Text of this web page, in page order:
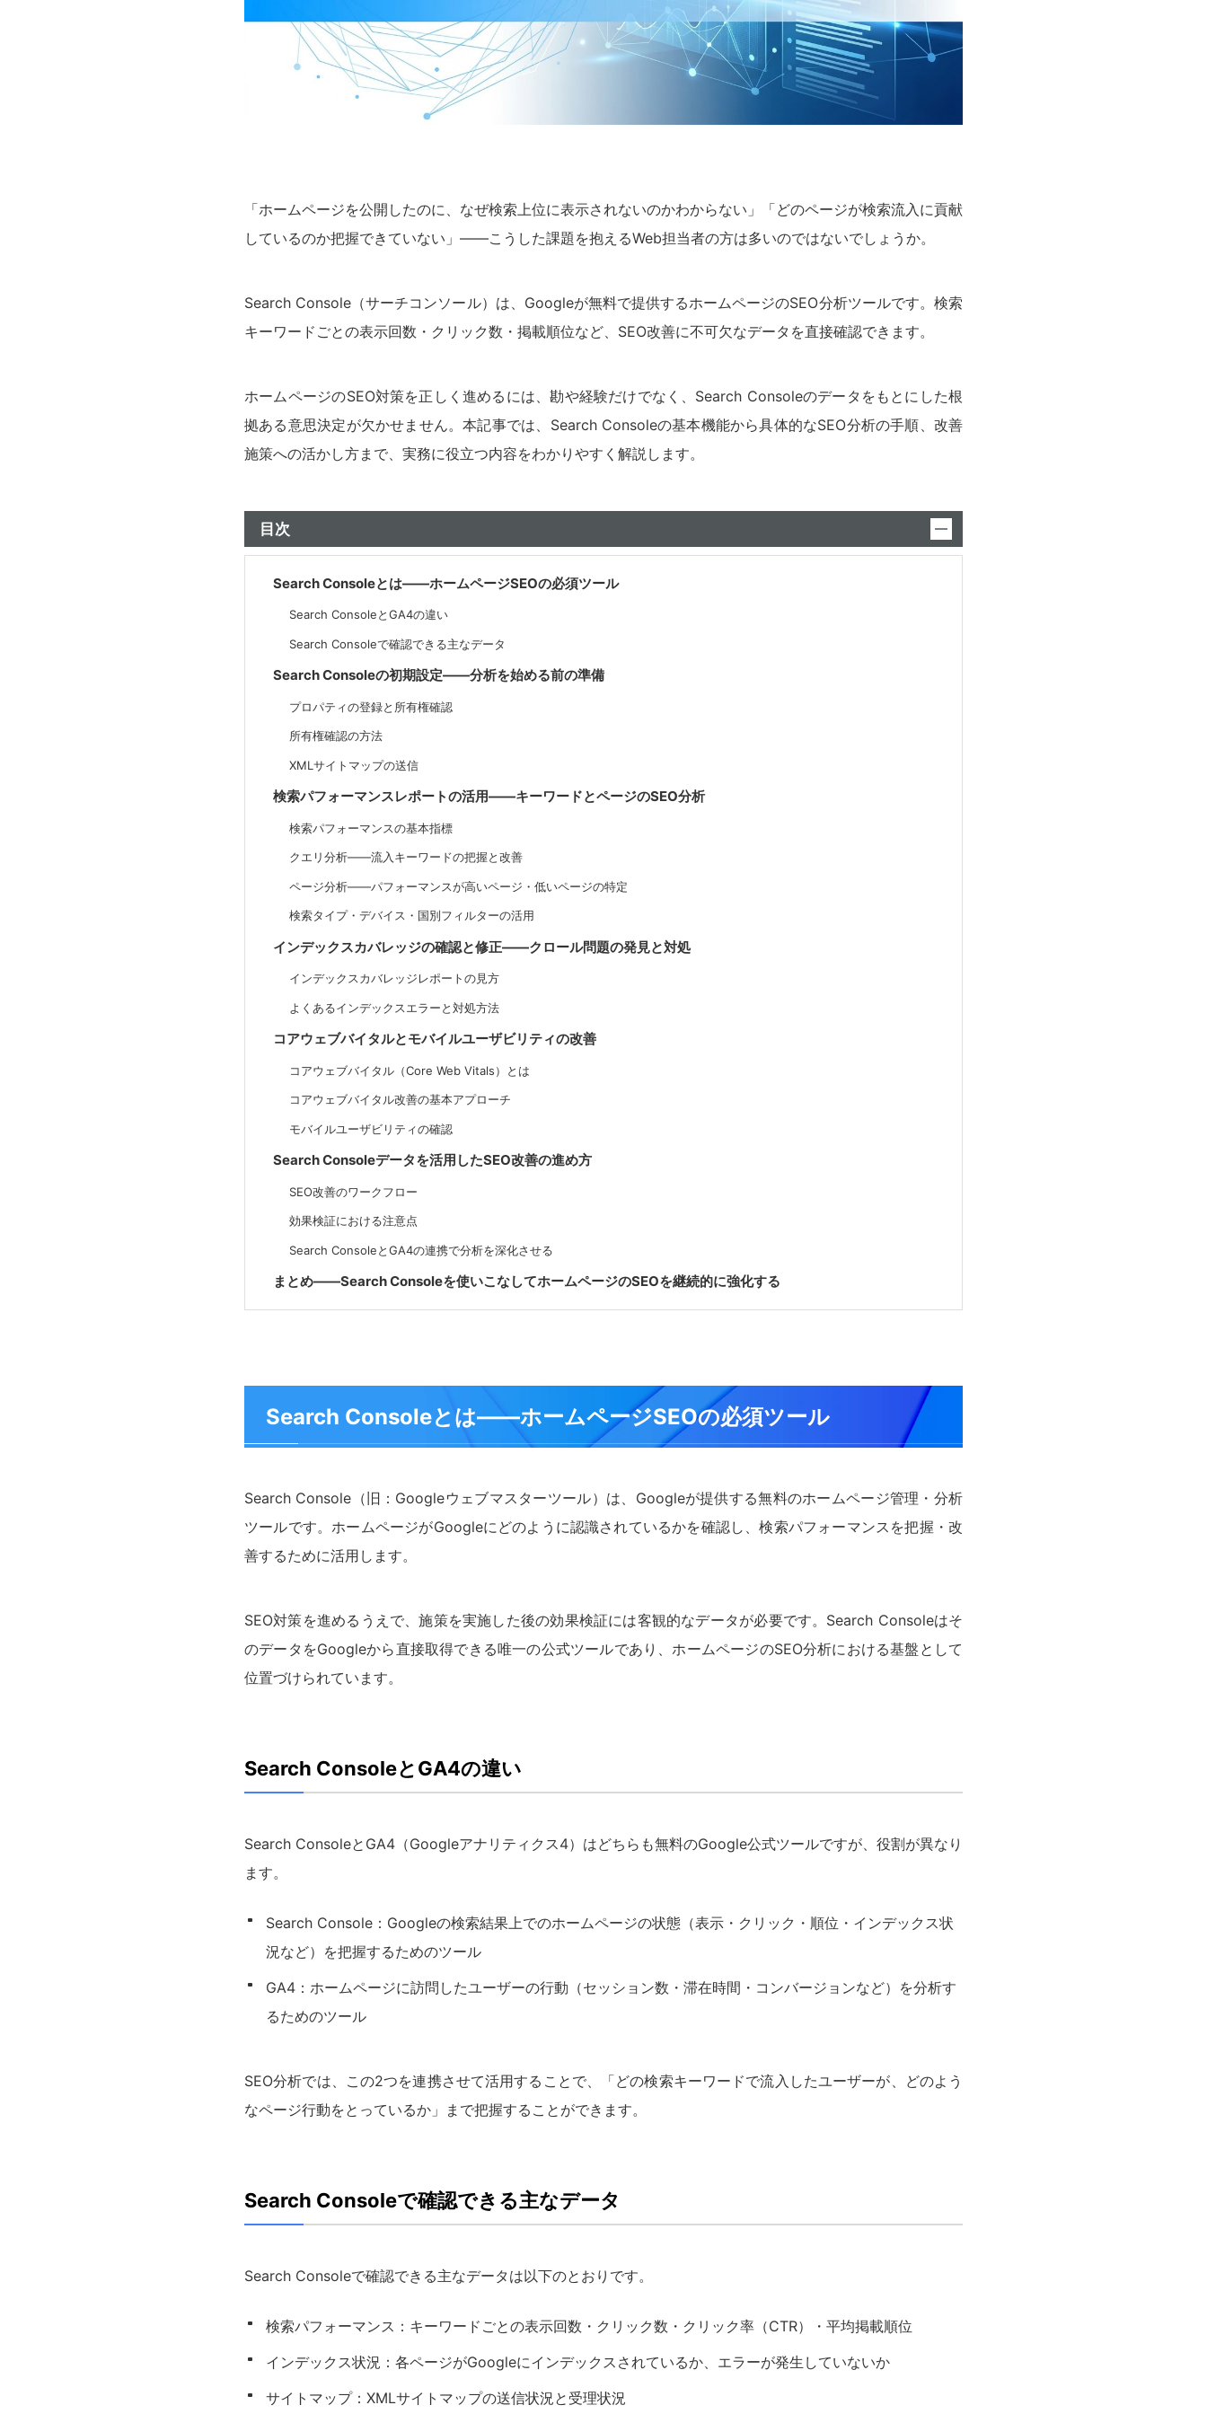
「ホームページを公開したのに、なぜ検索上位に表示されないのかわからない」「どのページが検索流入に貢献
しているのか把握できていない」——こうした課題を抱えるWeb担当者の方は多いのではないでしょうか。
Search Console（サーチコンソール）は、Googleが無料で提供するホームページのSEO分析ツールです。検索
キーワードごとの表示回数・クリック数・掲載順位など、SEO改善に不可欠なデータを直接確認できます。
ホームページのSEO対策を正しく進めるには、勘や経験だけでなく、Search Consoleのデータをもとにした根
拠ある意思決定が欠かせません。本記事では、Search Consoleの基本機能から具体的なSEO分析の手順、改善
施策への活かし方まで、実務に役立つ内容をわかりやすく解説します。
目次
Search Consoleとは——ホームページSEOの必須ツール
Search ConsoleとGA4の違い
Search Consoleで確認できる主なデータ
Search Consoleの初期設定——分析を始める前の準備
プロパティの登録と所有権確認
所有権確認の方法
XMLサイトマップの送信
検索パフォーマンスレポートの活用——キーワードとページのSEO分析
検索パフォーマンスの基本指標
クエリ分析——流入キーワードの把握と改善
ページ分析——パフォーマンスが高いページ・低いページの特定
検索タイプ・デバイス・国別フィルターの活用
インデックスカバレッジの確認と修正——クロール問題の発見と対処
インデックスカバレッジレポートの見方
よくあるインデックスエラーと対処方法
コアウェブバイタルとモバイルユーザビリティの改善
コアウェブバイタル（Core Web Vitals）とは
コアウェブバイタル改善の基本アプローチ
モバイルユーザビリティの確認
Search Consoleデータを活用したSEO改善の進め方
SEO改善のワークフロー
効果検証における注意点
Search ConsoleとGA4の連携で分析を深化させる
まとめ——Search Consoleを使いこなしてホームページのSEOを継続的に強化する
Search Consoleとは——ホームページSEOの必須ツール
Search Console（旧：Googleウェブマスターツール）は、Googleが提供する無料のホームページ管理・分析
ツールです。ホームページがGoogleにどのように認識されているかを確認し、検索パフォーマンスを把握・改
善するために活用します。
SEO対策を進めるうえで、施策を実施した後の効果検証には客観的なデータが必要です。Search Consoleはそ
のデータをGoogleから直接取得できる唯一の公式ツールであり、ホームページのSEO分析における基盤として
位置づけられています。
Search ConsoleとGA4の違い
Search ConsoleとGA4（Googleアナリティクス4）はどちらも無料のGoogle公式ツールですが、役割が異なり
ます。
Search Console：Googleの検索結果上でのホームページの状態（表示・クリック・順位・インデックス状
況など）を把握するためのツール
GA4：ホームページに訪問したユーザーの行動（セッション数・滞在時間・コンバージョンなど）を分析す
るためのツール
SEO分析では、この2つを連携させて活用することで、「どの検索キーワードで流入したユーザーが、どのよう
なページ行動をとっているか」まで把握することができます。
Search Consoleで確認できる主なデータ
Search Consoleで確認できる主なデータは以下のとおりです。
検索パフォーマンス：キーワードごとの表示回数・クリック数・クリック率（CTR）・平均掲載順位
インデックス状況：各ページがGoogleにインデックスされているか、エラーが発生していないか
サイトマップ：XMLサイトマップの送信状況と受理状況